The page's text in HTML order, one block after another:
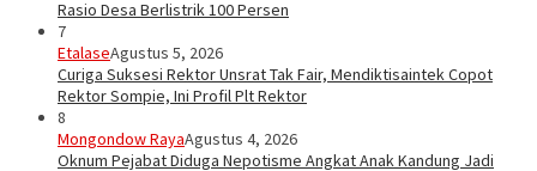
Rasio Desa Berlistrik 100 Persen
7
EtalaseAgustus 5, 2026
Curiga Suksesi Rektor Unsrat Tak Fair, Mendiktisaintek Copot
Rektor Sompie, Ini Profil Plt Rektor
8
Mongondow RayaAgustus 4, 2026
Oknum Pejabat Diduga Nepotisme Angkat Anak Kandung Jadi